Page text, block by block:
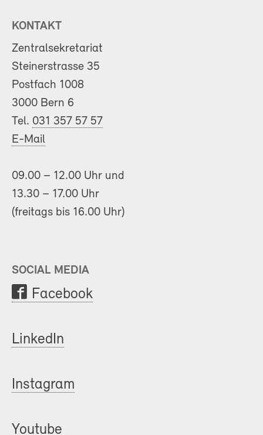
KONTAKT
Zentralsekretariat
Steinerstrasse 35
Postfach 1008
3000 Bern 6
Tel. 031 357 57 57
E-Mail
09.00 – 12.00 Uhr und
13.30 – 17.00 Uhr
(freitags bis 16.00 Uhr)
SOCIAL MEDIA
Facebook
LinkedIn
Instagram
Youtube